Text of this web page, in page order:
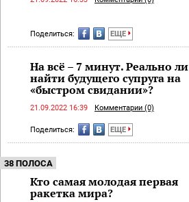
Поделиться: ЕЩЕ
На всё – 7 минут. Реально ли
найти будущего супруга на
«быстром свидании»?
21.09.2022 16:39 Комментарии (0)
Поделиться: ЕЩЕ
38 ПОЛОСА
Кто самая молодая первая
ракетка мира?